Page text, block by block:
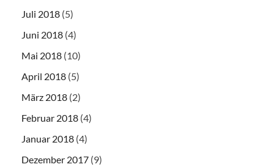
Juli 2018 (5)
Juni 2018 (4)
Mai 2018 (10)
April 2018 (5)
März 2018 (2)
Februar 2018 (4)
Januar 2018 (4)
Dezember 2017 (9)